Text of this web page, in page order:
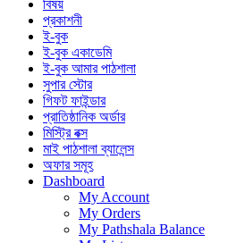
বিষয়
প্রকাশনী
ই-বুক
ই-বুক একাডেমি
ই-বুক আমার পাঠশালা
সুপার ‍স্টোর
গিফট ফাইন্ডার
প্রাতিষ্ঠানিক অর্ডার
মিস্ট্রি বক্স
মাই পাঠশালা ব্যালেন্স
অফার সমূহ
Dashboard
My Account
My Orders
My Pathshala Balance